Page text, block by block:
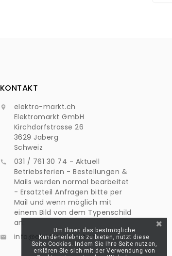
KONTAKT

elektro-markt.ch
Elektromarkt GmbH
Kirchdorfstrasse 26
3629 Jaberg
Schweiz

031 / 761 30 74 - Aktuell
Betriebsferien - Bestellungen &
Mails werden normal bearbeitet
- Ersatzteil Anfragen bitte per
Mail und wenn möglich mit
einem Bild von dem Typenschild
an:
 info@elektro-markt.ch
Um Ihnen das bestmögliche
Kundenerlebnis zu bieten, nutzt diese
Seite Cookies. Indem Sie Ihre Seite nutzen,
erklären Sie sich mit der Verwendung von